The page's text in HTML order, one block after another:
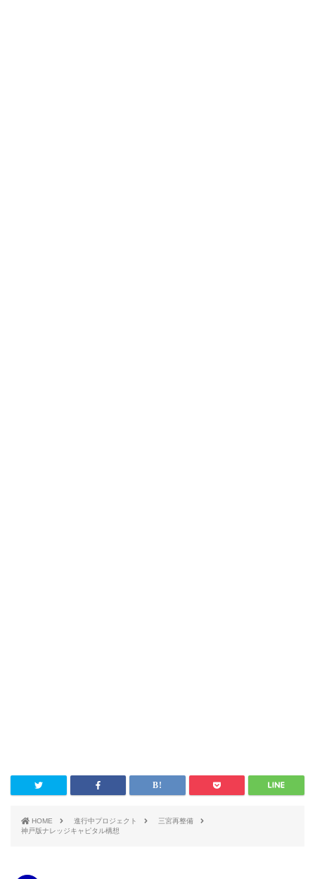
HOME 進行中プロジェクト
三宮再整備
神戸版ナレッジキャピタル構想